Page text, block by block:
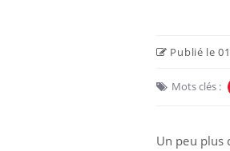
Publié le
Mots clés :
Un peu plus
expliquer ma